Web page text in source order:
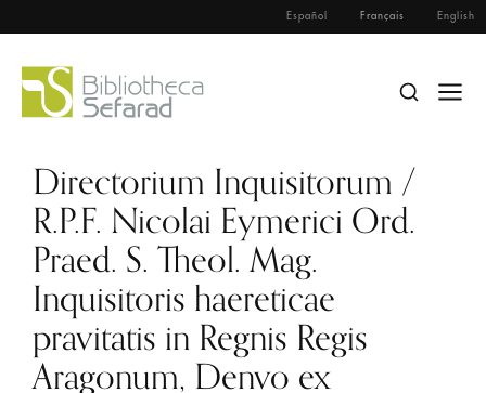
Español Français English
Directorium Inquisitorum /
R.P.F. Nicolai Eymerici Ord.
Praed. S. Theol. Mag.
Inquisitoris haereticae
pravitatis in Regnis Regis
Aragonum, Denvo ex